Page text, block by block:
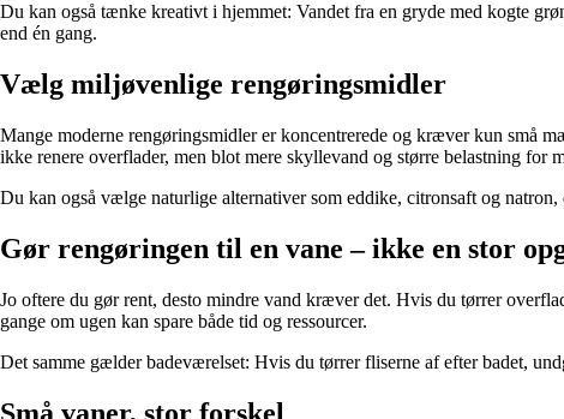
Du kan også tænke kreativt i hjemmet: Vandet fra en gryde med kogte
end én gang.
Vælg miljøvenlige rengøringsmidler
Mange moderne rengøringsmidler er koncentrerede og kræver kun små
ikke renere overflader, men blot mere skyllevand og større belastning for
Du kan også vælge naturlige alternativer som eddike, citronsaft og
Gør rengøringen til en vane – ikke en stor
Jo oftere du gør rent, desto mindre vand kræver det. Hvis du tørrer
gange om ugen kan spare både tid og ressourcer.
Det samme gælder badeværelset: Hvis du tørrer fliserne af efter badet,
Små vaner, stor forskel